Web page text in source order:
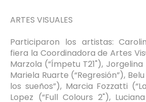
ARTES VISUALES
Participaron los artistas:
fiera la Coordinadora de Artes
Marzola (“Ímpetu T21"), Jorgelina
Mariela Ruarte (“Regresión”),
los sueños”), Marcia Fozzatti
Lopez (“Full Colours 2"),